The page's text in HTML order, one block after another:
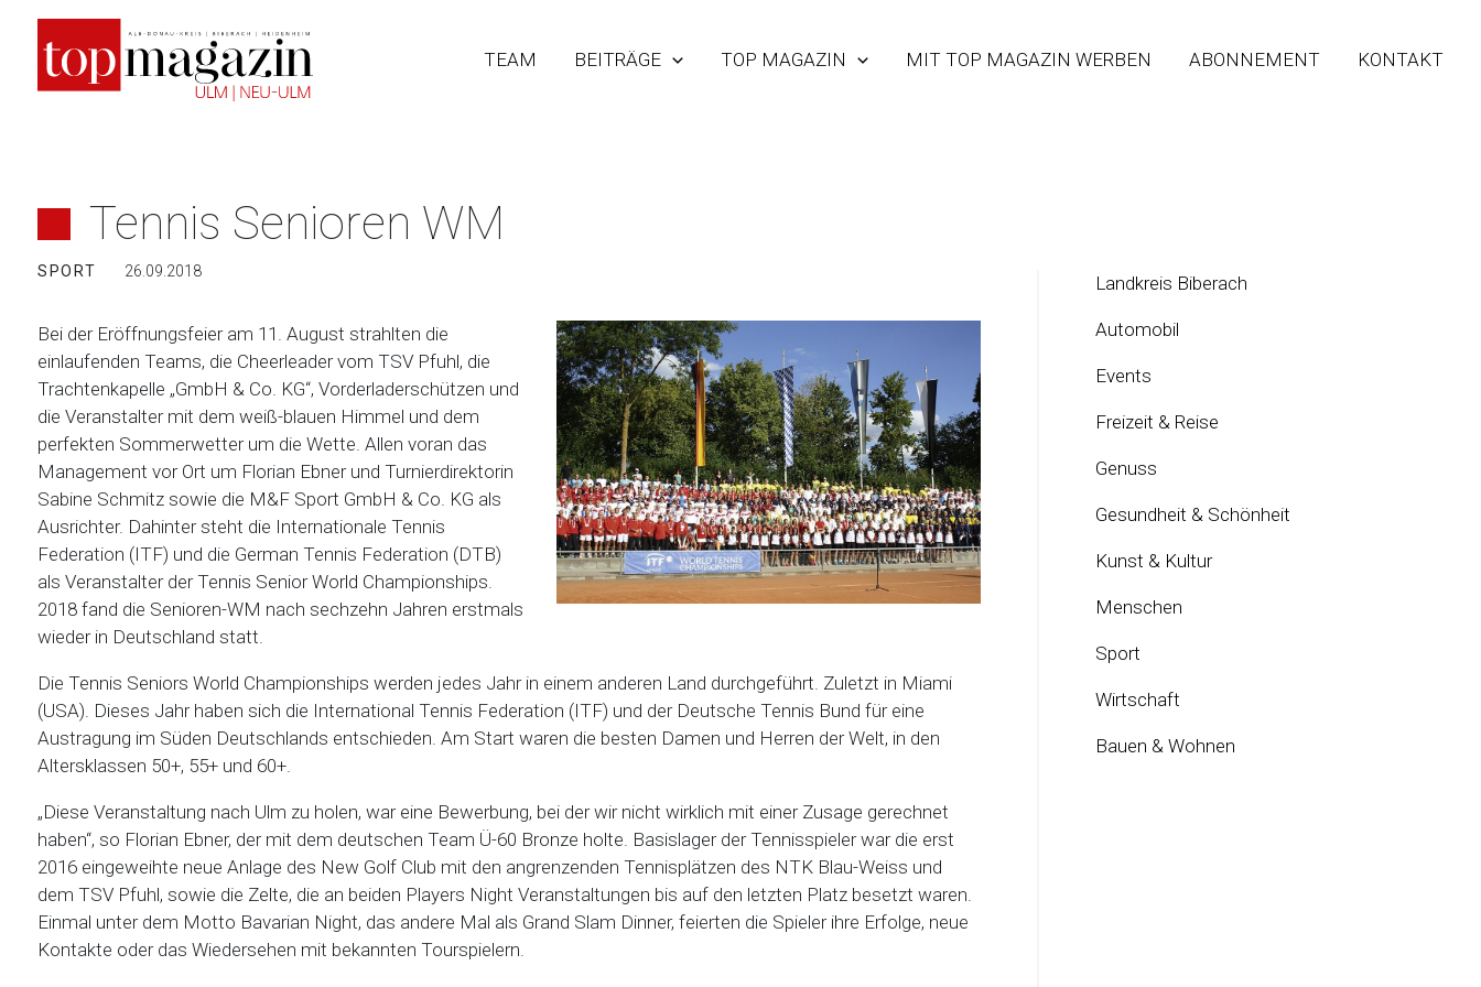
springen
TEAM BEITRÄGE TOP MAGAZIN MIT TOP MAGAZIN WERBEN ABONNEMENT KONTAKT
Tennis Senioren WM
SPORT 26.09.2018
Bei der Eröffnungsfeier am 11. August strahlten die
einlaufenden Teams, die Cheerleader vom TSV Pfuhl, die
Trachtenkapelle „GmbH & Co. KG“, Vorderladerschützen und
die Veranstalter mit dem weiß-blauen Himmel und dem
perfekten Sommerwetter um die Wette. Allen voran das
Management vor Ort um Florian Ebner und Turnierdirektorin
Sabine Schmitz sowie die M&F Sport GmbH & Co. KG als
Ausrichter. Dahinter steht die Internationale Tennis
Federation (ITF) und die German Tennis Federation (DTB)
als Veranstalter der Tennis Senior World Championships.
2018 fand die Senioren-WM nach sechzehn Jahren erstmals
wieder in Deutschland statt.
Die Tennis Seniors World Championships werden jedes Jahr in einem anderen Land durchgeführt. Zuletzt in Miami
(USA). Dieses Jahr haben sich die International Tennis Federation (ITF) und der Deutsche Tennis Bund für eine
Austragung im Süden Deutschlands entschieden. Am Start waren die besten Damen und Herren der Welt, in den
Altersklassen 50+, 55+ und 60+.
„Diese Veranstaltung nach Ulm zu holen, war eine Bewerbung, bei der wir nicht wirklich mit einer Zusage gerechnet
haben“, so Florian Ebner, der mit dem deutschen Team Ü-60 Bronze holte. Basislager der Tennisspieler war die erst
2016 eingeweihte neue Anlage des New Golf Club mit den angrenzenden Tennisplätzen des NTK Blau-Weiss und
dem TSV Pfuhl, sowie die Zelte, die an beiden Players Night Veranstaltungen bis auf den letzten Platz besetzt waren.
Einmal unter dem Motto Bavarian Night, das andere Mal als Grand Slam Dinner, feierten die Spieler ihre Erfolge, neue
Kontakte oder das Wiedersehen mit bekannten Tourspielern.
Landkreis Biberach
Automobil
Events
Freizeit & Reise
Genuss
Gesundheit & Schönheit
Kunst & Kultur
Menschen
Sport
Wirtschaft
Bauen & Wohnen